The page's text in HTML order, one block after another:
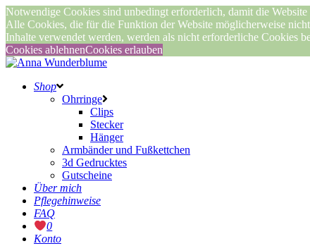
Notwendige Cookies sind unbedingt erforderlich, damit die
Alle Cookies, die für die Funktion der Website möglicherweise
Inhalte verwendet werden, werden als nicht erforderliche Cookies
Cookies ablehnenCookies erlauben
Shop
Ohrringe
Clips
Stecker
Hänger
Armbänder und Fußkettchen
3d Gedrucktes
Gutscheine
Über mich
Pflegehinweise
FAQ
0
Konto